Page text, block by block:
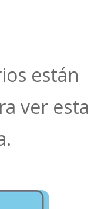
están
ver esta